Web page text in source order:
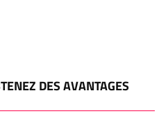
DES AVANTAGES